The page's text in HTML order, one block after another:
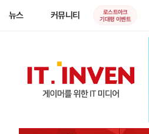
뉴스 커뮤니티
로스트아크
기대평 이벤트